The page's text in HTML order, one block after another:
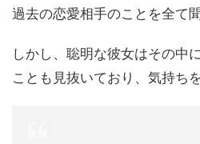
過去の恋愛相手のことを全て
しかし、聡明な彼女はその中
ことも見抜いており、気持ち